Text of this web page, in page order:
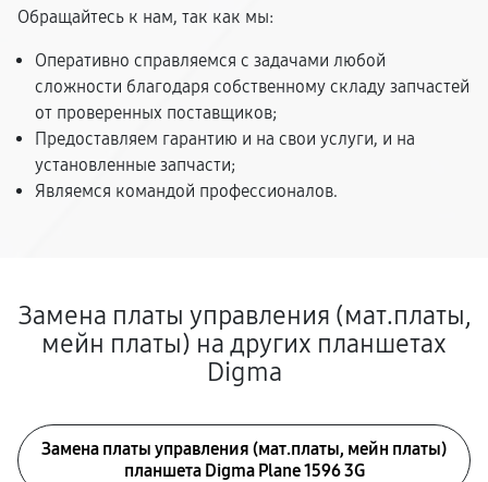
Обращайтесь к нам, так как мы:
Оперативно справляемся с задачами любой
сложности благодаря собственному складу запчастей
от проверенных поставщиков;
Предоставляем гарантию и на свои услуги, и на
установленные запчасти;
Являемся командой профессионалов.
Замена платы управления (мат.платы,
мейн платы) на других планшетах
Digma
Замена платы управления (мат.платы, мейн платы)
планшета Digma Plane 1596 3G